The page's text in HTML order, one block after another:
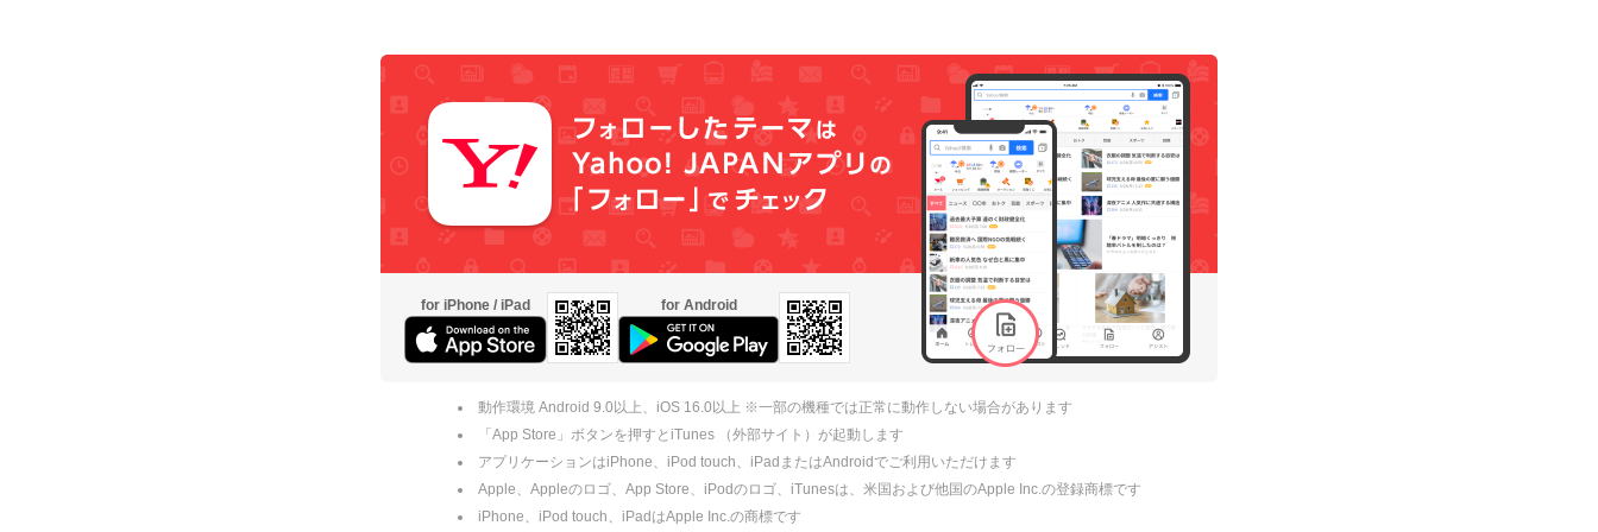
for iPhone / iPad for Android
動作環境 Android 9.0以上、iOS 16.0以上 ※一部の機種では正常に動作しない場合があります
「App Store」ボタンを押すとiTunes （外部サイト）が起動します
アプリケーションはiPhone、iPod touch、iPadまたはAndroidでご利用いただけます
Apple、Appleのロゴ、App Store、iPodのロゴ、iTunesは、米国および他国のApple Inc.の登録商標です
iPhone、iPod touch、iPadはApple Inc.の商標です